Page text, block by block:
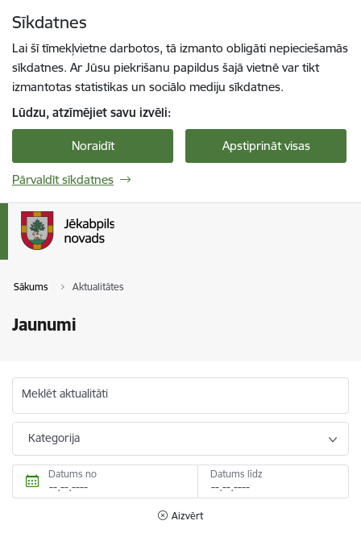
Sīkdatnes
Lai šī tīmekļvietne darbotos, tā izmanto obligāti nepieciešamās
sīkdatnes. Ar Jūsu piekrišanu papildus šajā vietnē var tikt
izmantotas statistikas un sociālo mediju sīkdatnes.
Lūdzu, atzīmējiet savu izvēli:
Noraidīt Apstiprināt visas
Pārvaldīt sīkdatnes
Sākums Aktualitātes
Jaunumi
Meklēt aktualitāti
Kategorija
Datums no Datums līdz
Aizvērt